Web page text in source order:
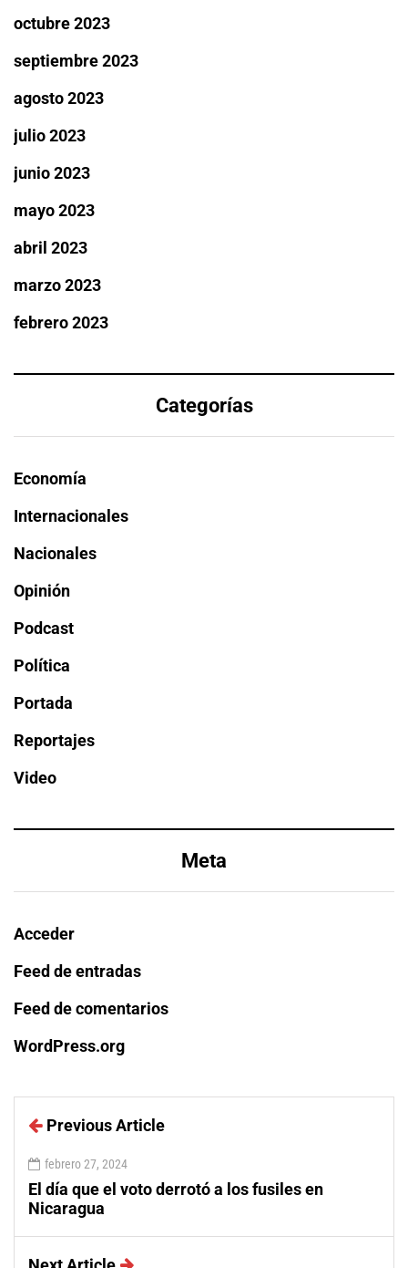
octubre 2023
septiembre 2023
agosto 2023
julio 2023
junio 2023
mayo 2023
abril 2023
marzo 2023
febrero 2023
Categorías
Economía
Internacionales
Nacionales
Opinión
Podcast
Política
Portada
Reportajes
Video
Meta
Acceder
Feed de entradas
Feed de comentarios
WordPress.org
Previous Article
febrero 27, 2024
El día que el voto derrotó a los fusiles en
Nicaragua